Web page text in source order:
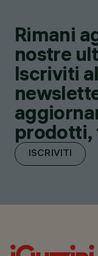
Rimani
nostre
Iscriviti
prodotti,
ISCRIVITI